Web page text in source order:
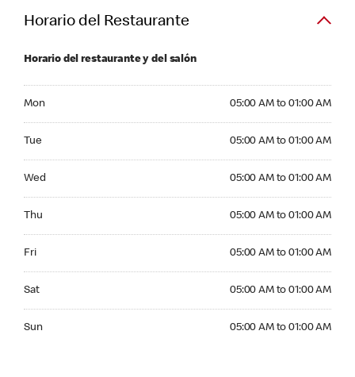
Horario del Restaurante
Horario del restaurante y del salón
Mon 05:00 AM to 01:00 AM
Tue 05:00 AM to 01:00 AM
Wed 05:00 AM to 01:00 AM
Thu 05:00 AM to 01:00 AM
Fri 05:00 AM to 01:00 AM
Sat 05:00 AM to 01:00 AM
Sun 05:00 AM to 01:00 AM